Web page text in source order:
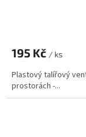
195 Kč / ks
Plastový talířový
prostorách -...